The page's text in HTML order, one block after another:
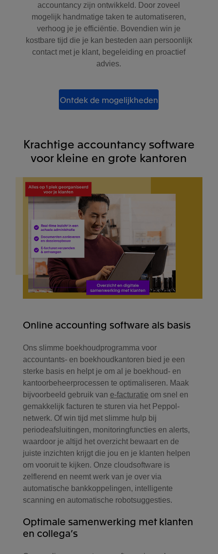
accountancy zijn ontwikkeld. Door zoveel
mogelijk handmatige taken te automatiseren,
verhoog je je efficiëntie. Bovendien win je
kostbare tijd die je kan besteden aan persoonlijk
contact met je klant, begeleiding en proactief
advies.
Ontdek de mogelijkheden
Krachtige accountancy software
voor kleine en grote kantoren
Online accounting software als basis
Ons slimme boekhoudprogramma voor
accountants- en boekhoudkantoren bied je een
sterke basis en helpt je om al je boekhoud- en
kantoorbeheerprocessen te optimaliseren. Maak
bijvoorbeeld gebruik van e-facturatie om snel en
gemakkelijk facturen te sturen via het Peppol-
netwerk. Of win tijd met slimme hulp bij
periodeafsluitingen, monitoringfuncties en alerts,
waardoor je altijd het overzicht bewaart en de
juiste inzichten krijgt die jou en je klanten helpen
om vooruit te kijken. Onze cloudsoftware is
zelflerend en neemt werk van je over via
automatische bankkoppelingen, intelligente
scanning en automatische robotsuggesties.
Optimale samenwerking met klanten
en collega’s